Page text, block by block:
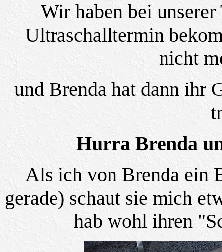
Wir haben bei
Ultraschalltermin
nicht
und Brenda hat dann ihr
Hurra Brenda
Als ich von Brenda ein
gerade) schaut sie mich
hab wohl ihren